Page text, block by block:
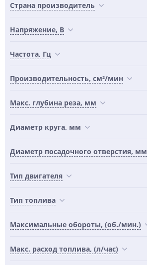
Страна производитель
Напряжение, В
Частота, Гц
Производительность, см²/мин
Макс. глубина реза, мм
Диаметр круга, мм
Диаметр посадочного отверстия, мм
Тип двигателя
Тип топлива
Максимальные обороты, (об./мин.)
Макс. расход топлива, (л/час)